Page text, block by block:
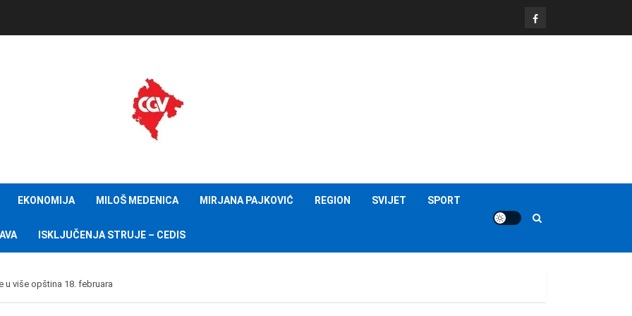
FB
EKONOMIJA MILOŠ MEDENICA MIRJANA PAJKOVIĆ REGION SVIJET SPORT
ISKLJUČENJA STRUJE – CEDIS
u više opština 18. februara